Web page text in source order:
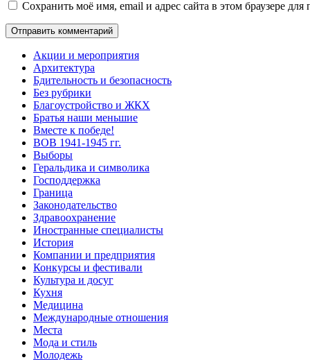
Сохранить моё имя, email и адрес сайта в этом браузере
Акции и мероприятия
Архитектура
Бдительность и безопасность
Без рубрики
Благоустройство и ЖКХ
Братья наши меньшие
Вместе к победе!
ВОВ 1941-1945 гг.
Выборы
Геральдика и символика
Господдержка
Граница
Законодательство
Здравоохранение
Иностранные специалисты
История
Компании и предприятия
Конкурсы и фестивали
Культура и досуг
Кухня
Медицина
Международные отношения
Места
Мода и стиль
Молодежь